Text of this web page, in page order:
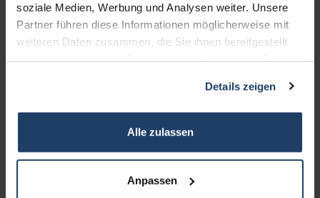
soziale Medien, Werbung und Analysen weiter. Unsere
Partner führen diese Informationen möglicherweise mit
weiteren Daten zusammen, die Sie ihnen bereitgestellt
Details zeigen
Alle zulassen
Anpassen
AUSZEICHNUNGEN